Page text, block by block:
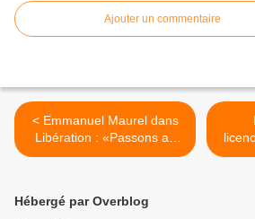
Ajouter un commentaire
< Emmanuel Maurel dans
Libération : «Passons au
tournant de la relance»
Hébergé par Overblog